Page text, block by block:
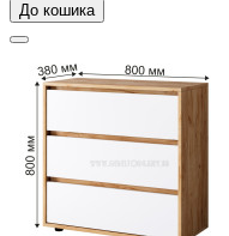
До кошика